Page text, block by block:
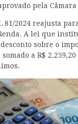
pela
81/2024 reajusta
A lei que
sobre o
somado a R$